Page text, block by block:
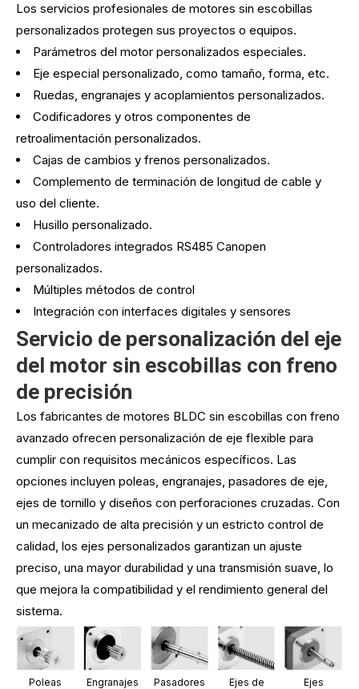
Los servicios profesionales de motores sin escobillas
personalizados protegen sus proyectos o equipos.
Parámetros del motor personalizados especiales.
Eje especial personalizado, como tamaño, forma, etc.
Ruedas, engranajes y acoplamientos personalizados.
Codificadores y otros componentes de
retroalimentación personalizados.
Cajas de cambios y frenos personalizados.
Complemento de terminación de longitud de cable y
uso del cliente.
Husillo personalizado.
Controladores integrados RS485 Canopen
personalizados.
Múltiples métodos de control
Integración con interfaces digitales y sensores
Servicio de personalización del eje
del motor sin escobillas con freno
de precisión
Los fabricantes de motores BLDC sin escobillas con freno
avanzado ofrecen personalización de eje flexible para
cumplir con requisitos mecánicos específicos. Las
opciones incluyen poleas, engranajes, pasadores de eje,
ejes de tornillo y diseños con perforaciones cruzadas. Con
un mecanizado de alta precisión y un estricto control de
calidad, los ejes personalizados garantizan un ajuste
preciso, una mayor durabilidad y una transmisión suave, lo
que mejora la compatibilidad y el rendimiento general del
sistema.
Poleas Engranajes
Pasadores
Ejes de
Ejes